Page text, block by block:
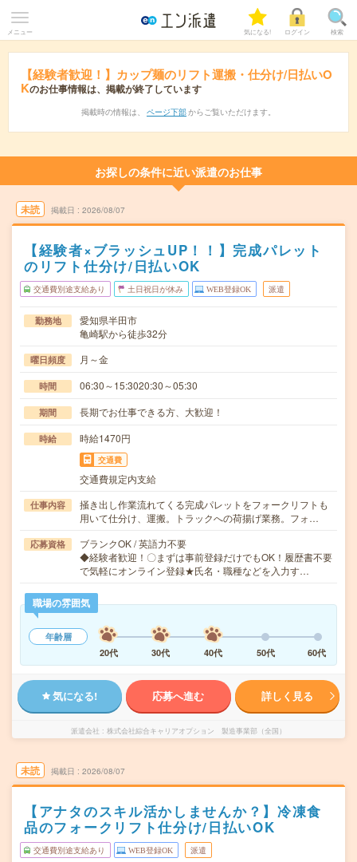
メニュー 気になる! ログイン 検索
【経験者歓迎！】カップ麺のリフト運搬・仕分け/日払いO
Kのお仕事情報は、掲載が終了しています
掲載時の情報は、 ページ下部 からご覧いただけます。
お探しの条件に近い派遣のお仕事
未読 掲載日 2026/08/07
【経験者×ブラッシュUP！！】完成パレット
のリフト仕分け/日払いOK
交通費別途支給あり 土日祝日が休み WEB登録OK 派遣
勤務地
愛知県半田市
亀崎駅から徒歩32分
曜日頻度 月～金
時間 06:30～15:3020:30～05:30
期間 長期でお仕事できる方、大歓迎！
時給 時給1470円
交通費
交通費規定内支給
仕事内容
掻き出し作業流れてくる完成パレットをフォークリフトも
用いて仕分け、運搬。トラックへの荷揚げ業務。フォ…
応募資格
ブランクOK / 英語力不要
◆経験者歓迎！〇まずは事前登録だけでもOK！履歴書不要
で気軽にオンライン登録★氏名・職種などを入力す…
職場の雰囲気
年齢層
20代
30代 40代 50代 60代
気になる! 応募へ進む 詳しく見る
派遣会社 株式会社綜合キャリアオプション 製造事業部（全国）
未読 掲載日 2026/08/07
【アナタのスキル活かしませんか？】冷凍食
品のフォークリフト仕分け/日払いOK
交通費別途支給あり WEB登録OK 派遣